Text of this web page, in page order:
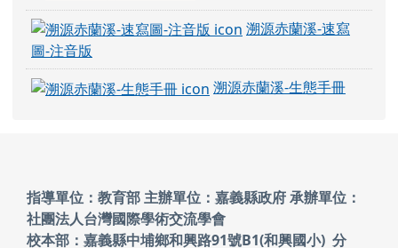
溯源赤蘭溪-速寫
圖-注音版
溯源赤蘭溪-生態手冊
頁尾區域內容
指導單位：教育部 主辦單位：嘉義縣政府承辦單位：
社團法人台灣國際學術交流學會
校本部：嘉義縣中埔鄉和興路91號B1(和興國小) 分